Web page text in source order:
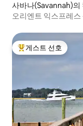
사바나(Savannah)의
오리엔트 익스프레
상위 게스트 선호
게스트 선호